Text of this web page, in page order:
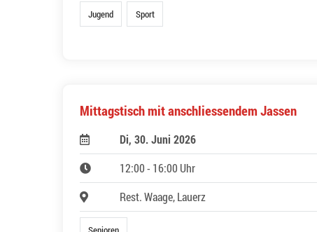
Jugend Sport
Mittagstisch mit anschliessendem Jassen
Di, 30. Juni 2026
12:00 - 16:00 Uhr
Rest. Waage, Lauerz